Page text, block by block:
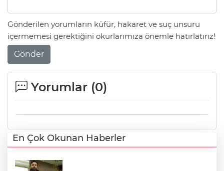
Gönderilen yorumların küfür, hakaret ve suç unsuru
içermemesi gerektiğini okurlarımıza önemle hatırlatırız!
Gönder
Yorumlar (0)
En Çok Okunan Haberler